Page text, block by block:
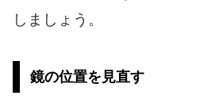
しましょう。
鏡の位置を見直す